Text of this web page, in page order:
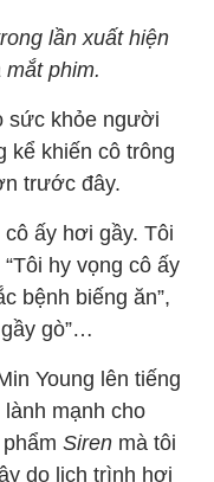
lần xuất hiện
phim.
sức khỏe người
kể khiến cô trông
trước đây.
ấy hơi gầy. Tôi
“Tôi hy vọng cô ấy
bệnh biếng ăn”,
gò”…
Young lên tiếng
lành mạnh cho
Siren mà tôi
do lịch trình hơi